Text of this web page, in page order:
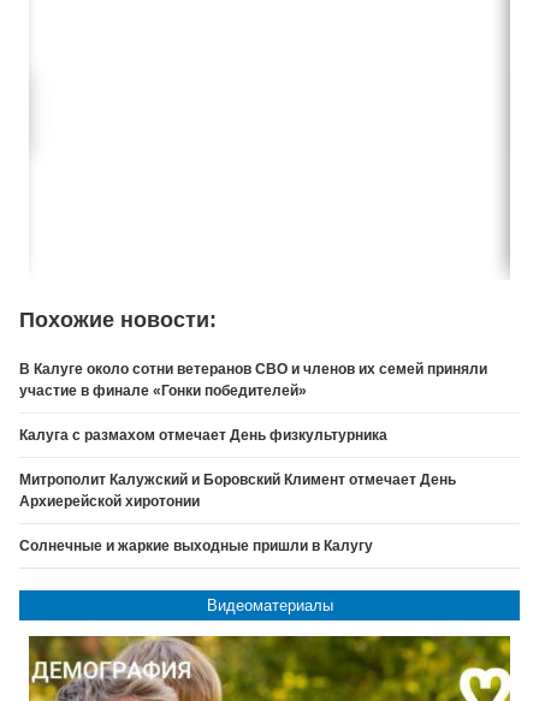
Похожие новости:
В Калуге около сотни ветеранов СВО и членов их семей приняли
участие в финале «Гонки победителей»
Калуга с размахом отмечает День физкультурника
Митрополит Калужский и Боровский Климент отмечает День
Архиерейской хиротонии
Солнечные и жаркие выходные пришли в Калугу
Видеоматериалы